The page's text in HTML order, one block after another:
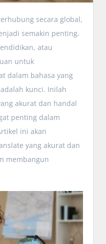
secara global,
semakin penting.
atau
untuk
dalam bahasa yang
kunci. Inilah
akurat dan handal
penting dalam
ini akan
yang akurat dan
membangun